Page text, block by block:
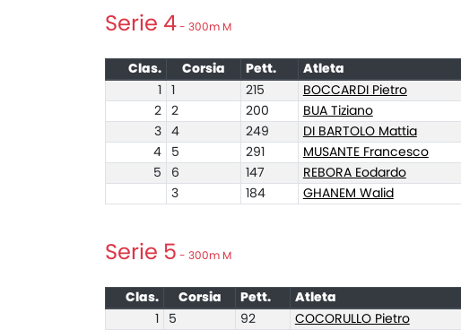
Serie 4 - 300m M
Clas. Corsia Pett. Atleta
1
1 215 BOCCARDI Pietro
2
2 200 BUA Tiziano
3
4 249 DI BARTOLO Mattia
4
5 291 MUSANTE Francesco
5
6 147 REBORA Eodardo
3
184 GHANEM Walid
Serie 5 - 300m M
Clas. Corsia Pett. Atleta
1
5 92 COCORULLO Pietro